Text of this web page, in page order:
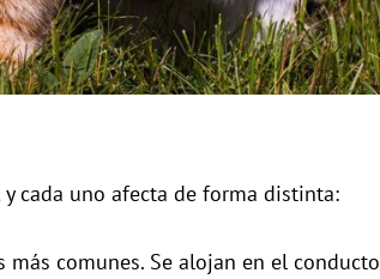
y cada uno afecta de forma distinta:
más comunes. Se alojan en el